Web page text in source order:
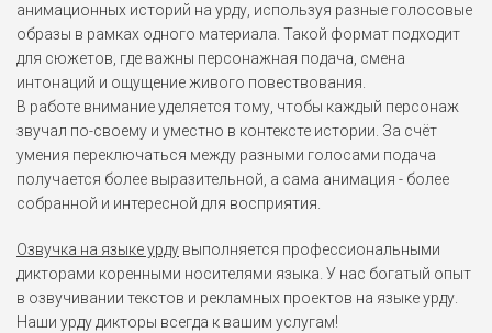
анимационных историй на урду, используя разные голосовые
образы в рамках одного материала. Такой формат подходит
для сюжетов, где важны персонажная подача, смена
интонаций и ощущение живого повествования.
В работе внимание уделяется тому, чтобы каждый персонаж
звучал по-своему и уместно в контексте истории. За счёт
умения переключаться между разными голосами подача
получается более выразительной, а сама анимация - более
собранной и интересной для восприятия.
Озвучка на языке урду выполняется профессиональными
дикторами коренными носителями языка. У нас богатый опыт
в озвучивании текстов и рекламных проектов на языке урду.
Наши урду дикторы всегда к вашим услугам!